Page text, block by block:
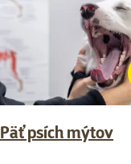
Päť psích mýtov